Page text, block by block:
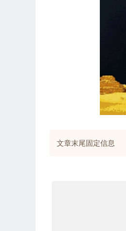
文章末尾固定信息